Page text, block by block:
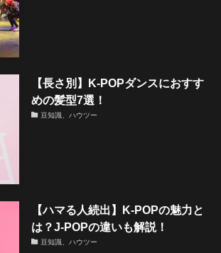
【長さ別】K-POPダンスにおすす
めの髪型7選！
豆知識、ハウツー
【ハマる人続出】K-POPの魅力と
は？J-POPの違いも解説！
豆知識、ハウツー